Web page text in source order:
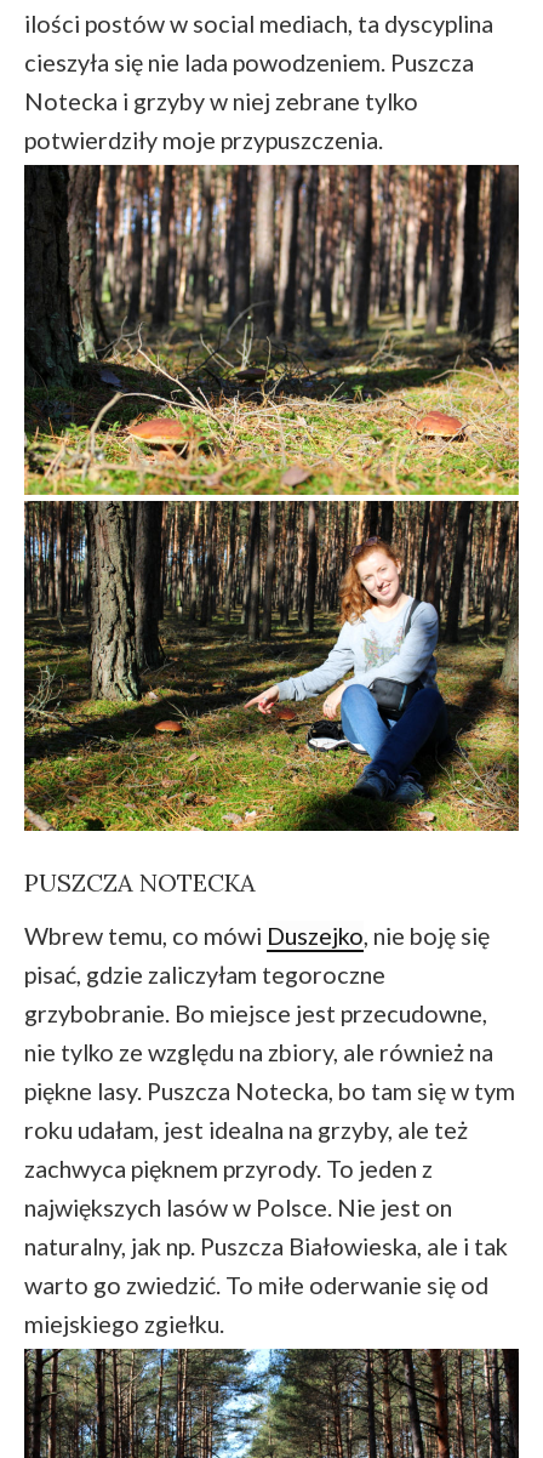
ilości postów w social mediach, ta dyscyplina
cieszyła się nie lada powodzeniem. Puszcza
Notecka i grzyby w niej zebrane tylko
potwierdziły moje przypuszczenia.
PUSZCZA NOTECKA
Wbrew temu, co mówi Duszejko, nie boję się
pisać, gdzie zaliczyłam tegoroczne
grzybobranie. Bo miejsce jest przecudowne,
nie tylko ze względu na zbiory, ale również na
piękne lasy. Puszcza Notecka, bo tam się w tym
roku udałam, jest idealna na grzyby, ale też
zachwyca pięknem przyrody. To jeden z
największych lasów w Polsce. Nie jest on
naturalny, jak np. Puszcza Białowieska, ale i tak
warto go zwiedzić. To miłe oderwanie się od
miejskiego zgiełku.